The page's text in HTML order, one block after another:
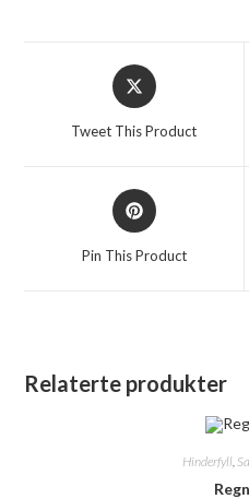
Opens
in
Tweet This Product
Opens
in
Pin This Product
Relaterte produkter
Hinderfyll,